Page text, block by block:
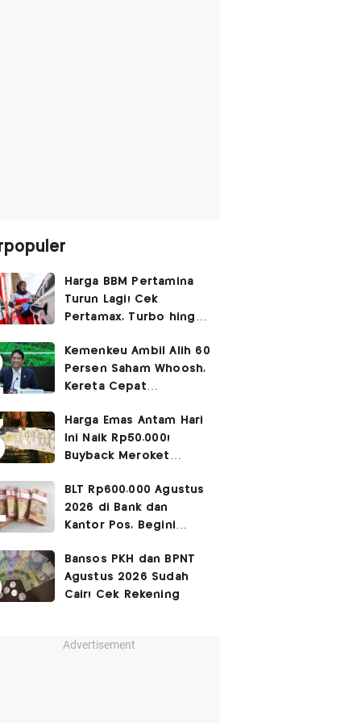
Harga BBM Pertamina
Turun Lagi! Cek
Pertamax, Turbo hingga
Agustus 2026
Kemenkeu Ambil Alih 60
Persen Saham Whoosh,
Kereta Cepat
Surabaya
Harga Emas Antam Hari
Ini Naik Rp50.000!
Buyback Meroket
BLT Rp600.000 Agustus
2026 di Bank dan
Kantor Pos, Begini
Bansos PKH dan BPNT
Agustus 2026 Sudah
Cair! Cek Rekening
Advertisement